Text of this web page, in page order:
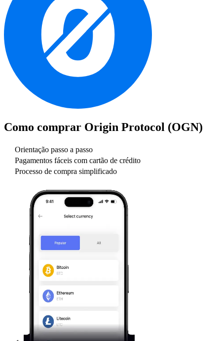
Como comprar Origin Protocol (OGN)
Orientação passo a passo
Pagamentos fáceis com cartão de crédito
Processo de compra simplificado